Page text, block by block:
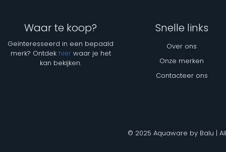
Waar te koop?
Geïnteresseerd in een bepaald
merk? Ontdek hierwaar je het
kan bekijken.
Snelle links
Over ons
Onze merken
Contacteer ons
© 2025 Aquaware by Balu |